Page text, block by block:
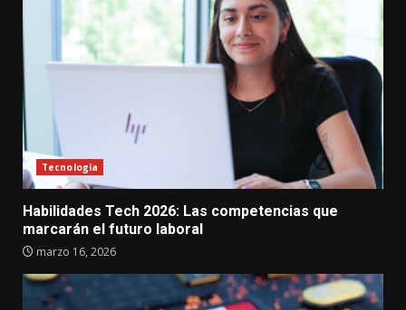
Tecnología
Habilidades Tech 2026: Las competencias que
marcarán el futuro laboral
marzo 16, 2026